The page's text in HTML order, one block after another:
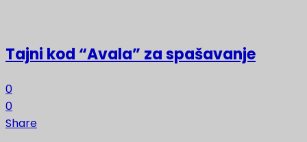
Tajni kod “Avala” za spašavanje
0
0
Share